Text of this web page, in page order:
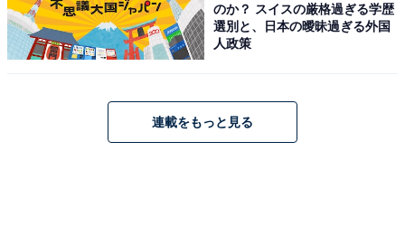
1
のか？ スイスの厳格過ぎる学歴
選別と、日本の曖昧過ぎる外国
人政策
連載をもっと見る